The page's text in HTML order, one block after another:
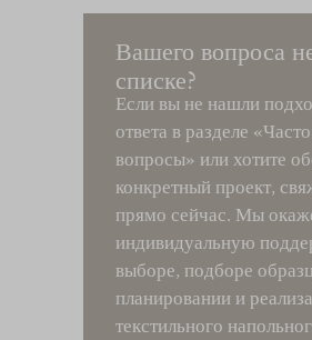
Вашего вопроса
списке?
Если вы не нашли
ответа в разделе
вопросы» или хотите
конкретный проект,
прямо сейчас. Мы
индивидуальную
выборе, подборе
планировании и
текстильного